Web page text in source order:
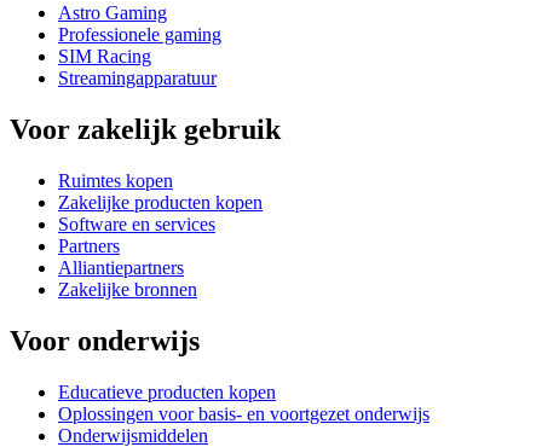
Astro Gaming
Professionele gaming
SIM Racing
Streamingapparatuur
Voor zakelijk gebruik
Ruimtes kopen
Zakelijke producten kopen
Software en services
Partners
Alliantiepartners
Zakelijke bronnen
Voor onderwijs
Educatieve producten kopen
Oplossingen voor basis- en voortgezet onderwijs
Onderwijsmiddelen